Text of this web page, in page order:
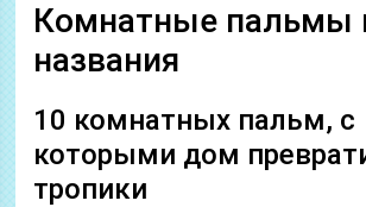
Комнатные пальмы
названия
10 комнатных пальм, с
которыми дом
тропики